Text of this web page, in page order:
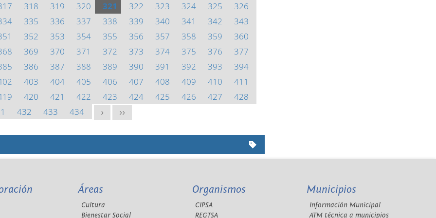
318 319 320 321 322 323 324 325
326
335 336 337 338 339 340 341 342
343
352 353 354 355 356 357 358 359
360
369 370 371 372 373 374 375 376
377
386 387 388 389 390 391 392 393
394
403 404 405 406 407 408 409 410
411
420 421 422 423 424 425 426 427
428
432 433 434 > >>
Áreas
Cultura
Bienestar Social
Organismos
CIPSA
REGTSA
Municipios
Información Municipal
ATM técnica a municipios